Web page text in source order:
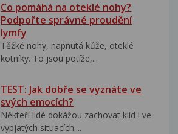
Co pomáhá na oteklé nohy?
Podpořte správné proudění
lymfy
Těžké nohy, napnutá kůže, oteklé
kotníky. To jsou potíže,...
TEST: Jak dobře se vyznáte ve
svých emocích?
Někteří lidé dokážou zachovat klid i ve
vypjatých situacích....